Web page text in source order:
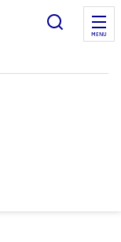
Ouvrir
MENU